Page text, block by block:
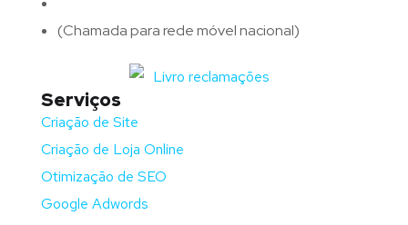
(Chamada para rede móvel nacional)
Serviços
Criação de Site
Criação de Loja Online
Otimização de SEO
Google Adwords